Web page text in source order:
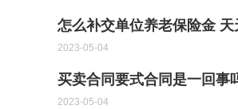
怎么补交单位养老保险金 天
2023-05-04
买卖合同要式合同是一回事
2023-05-04